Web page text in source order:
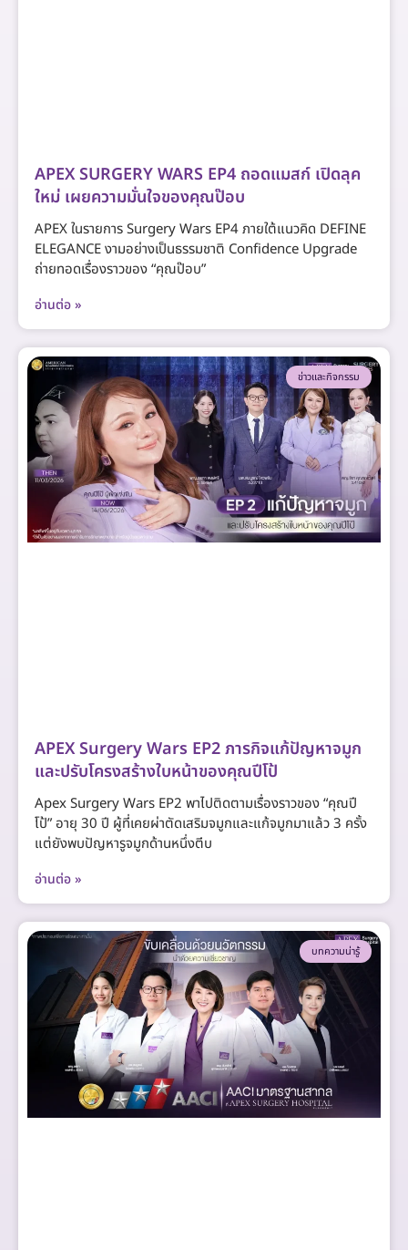
APEX SURGERY WARS EP4 ถอดแมสก์ เปิดลุค
ใหม่ เผยความมั่นใจของคุณป๊อบ
APEX ในรายการ Surgery Wars EP4 ภายใต้แนวคิด DEFINE
ELEGANCE งามอย่างเป็นธรรมชาติ Confidence Upgrade
ถ่ายทอดเรื่องราวของ “คุณป๊อบ”
อ่านต่อ »
ข่าวและกิจกรรม
APEX Surgery Wars EP2 ภารกิจแก้ปัญหาจมูก
และปรับโครงสร้างใบหน้าของคุณปีโป้
Apex Surgery Wars EP2 พาไปติดตามเรื่องราวของ “คุณปี
โป้” อายุ 30 ปี ผู้ที่เคยผ่าตัดเสริมจมูกและแก้จมูกมาแล้ว 3 ครั้ง
แต่ยังพบปัญหารูจมูกด้านหนึ่งตีบ
อ่านต่อ »
บทความน่ารู้